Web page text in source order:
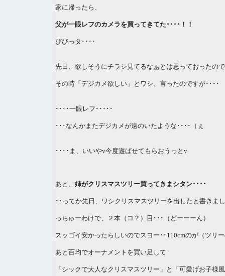
家に帰ったら、
父が一眼レフのカメラを買ってきてた････！！
びびっタ････
先日、欲しそうにチラシ見てるなぁとは思っておったの
その時「デジカメ欲しい」とワシ、言ったのですが････
････一眼レフ･････
･･･なんかまたデジカメが遠のいたような････（ぇ
････ま、いいやv今度遊ばせてもらおうっとv
あと、 姉がクリスマスツリー買ってきまシタン････
･･ってか先日、ワシクリスマスツリーを出したと書きま
っちゅーわけで、２本（コ？）目･･･（どーーーん）
スッゴイ安かったらしいのでスヨー･･110cmのが（ツリ
あと百均でオーナメントを買い足して
「シックで大人なクリスマスツリー」と「可愛げお子様